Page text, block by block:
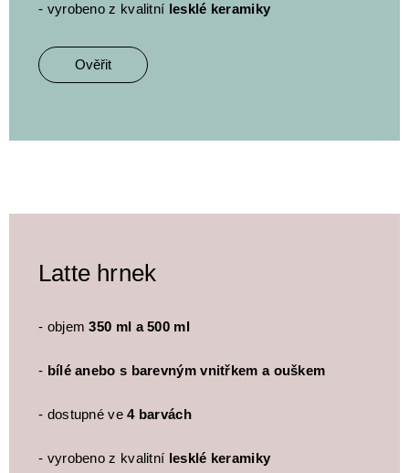
- vyrobeno z kvalitní lesklé keramiky
Ověřit
Latte hrnek
- objem350 ml a 500 ml
- bílé anebo s barevným vnitřkem a ouškem
- dostupné ve4 barvách
- vyrobeno z kvalitní lesklé keramiky